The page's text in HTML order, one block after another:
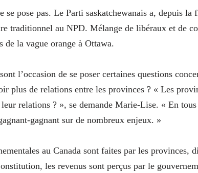
se pose pas. Le Parti saskatchewanais a, depuis la
traditionnel au NPD. Mélange de libéraux et de
de la vague orange à Ottawa.
l’occasion de se poser certaines questions
plus de relations entre les provinces ? « Les
relations ? », se demande Marie-Lise. « En
gagnant sur de nombreux enjeux. »
au Canada sont faites par les provinces,
les revenus sont perçus par le